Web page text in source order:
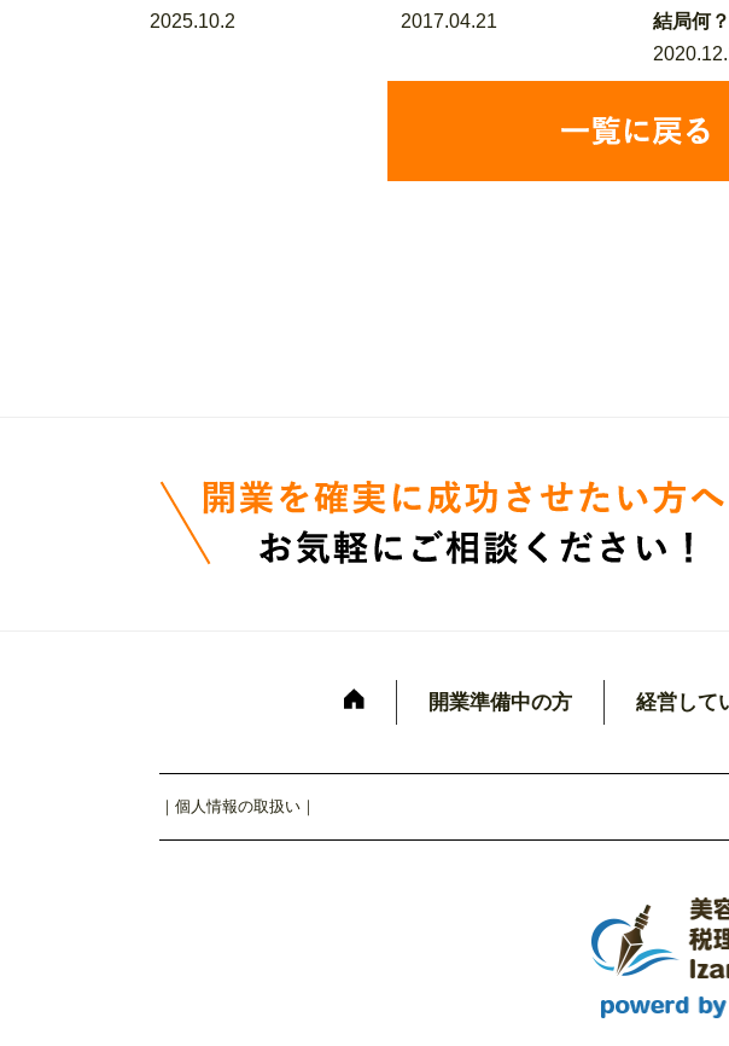
2025.10.2
2017.04.21
結局何？
開業準備中の方 経営して
｜ 個人情報の取扱い ｜